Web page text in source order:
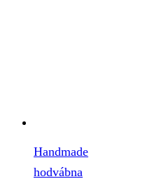
Handmade
hodvábna